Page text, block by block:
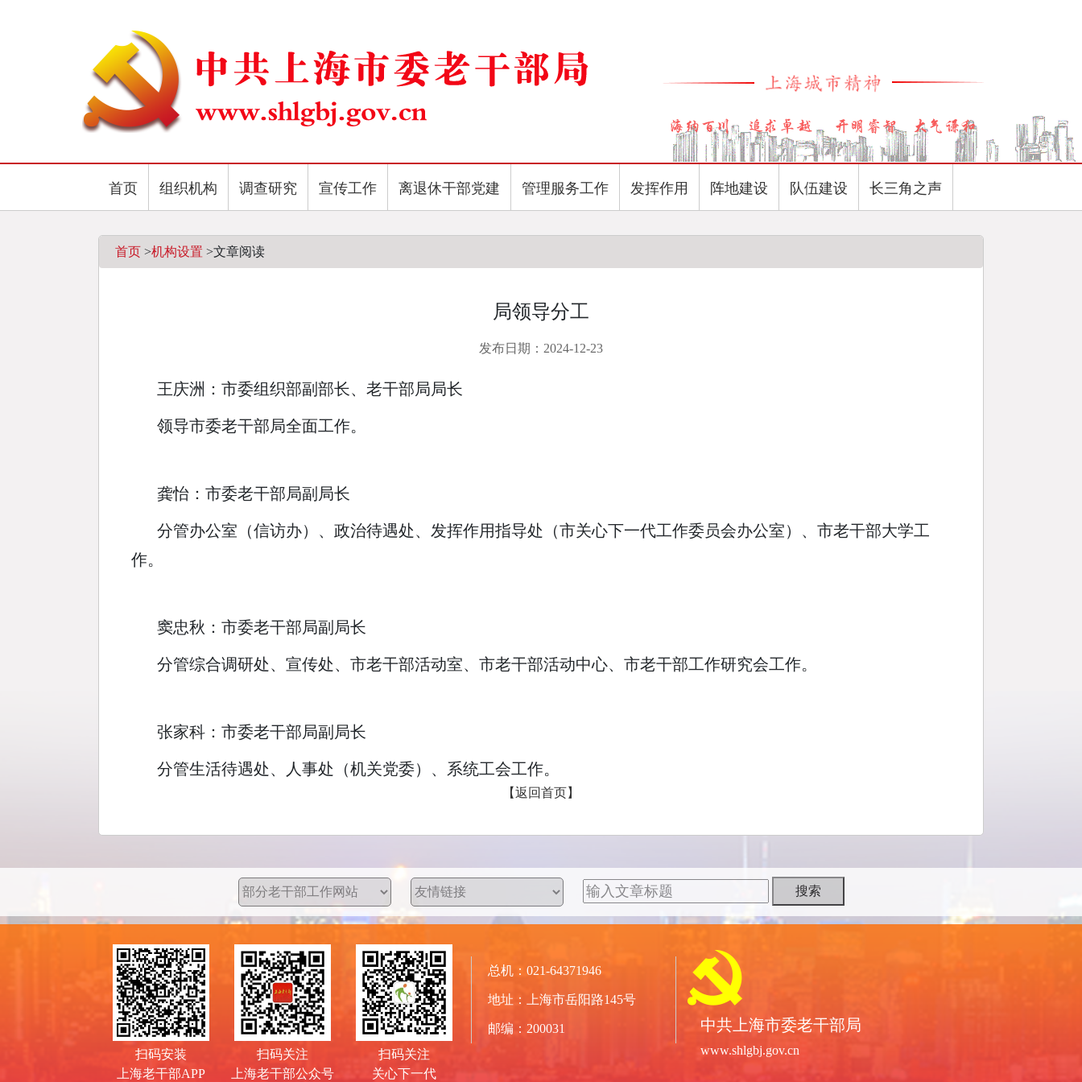
首页 组织机构 调查研究 宣传工作 离退休干部党建 管理服务工作 发挥作用 阵地建设 队伍建设 长三角之声
首页 >机构设置 >文章阅读
局领导分工
发布日期：2024-12-23
王庆洲：市委组织部副部长、老干部局局长
领导市委老干部局全面工作。
龚怡：市委老干部局副局长
分管办公室（信访办）、政治待遇处、发挥作用指导处（市关心下一代工作委员会办公室）、市老干部大学工
作。
窦忠秋：市委老干部局副局长
分管综合调研处、宣传处、市老干部活动室、市老干部活动中心、市老干部工作研究会工作。
张家科：市委老干部局副局长
分管生活待遇处、人事处（机关党委）、系统工会工作。
【返回首页】
扫码安装
上海老干部APP
扫码关注
上海老干部公众号
扫码关注
关心下一代
总机：021-64371946
地址：上海市岳阳路145号
邮编：200031 中共上海市委老干部局
www.shlgbj.gov.cn